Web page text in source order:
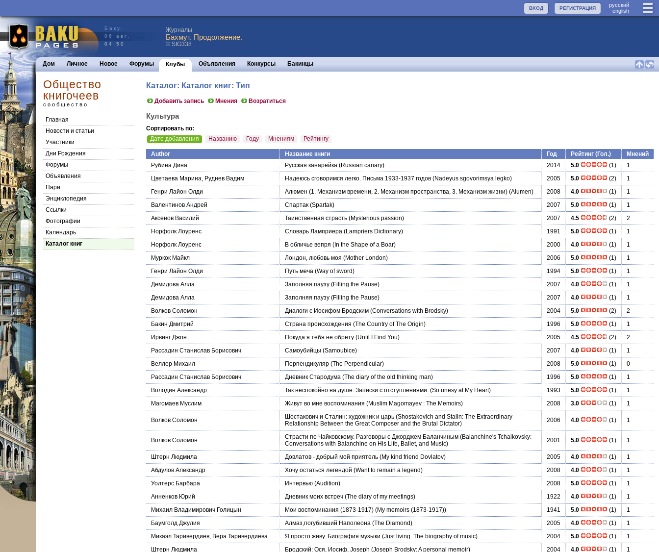
руccкий
english
РЕГИСТРАЦИЯ
ВХОД
Баку:
06 авг.
04:50
Журналы
Бахмут. Продолжение.
© SIG338
Дом Личное Новое Форумы Клубы Объявления Конкурсы Бакинцы
Общество
книгочеев
сообщество
Главная
Новости и статьи
Участники
Дни Рождения
Форумы
Объявления
Пари
Энциклопедия
Cсылки
Фотографии
Календарь
Каталог книг
Каталог: Каталог книг: Тип
Добавить запись Мнения Возратиться
Культура
Сортировать по:
Дате добавления
Названию Году Мнениям Рейтингу
Author Название книги Год Рейтинг (Гол.)
Мнений
Рубина Дина
Русская канарейка (Russian canary) 2014 5.0 (1)
1
Цветаева Марина, Руднев Вадим
Надеюсь сговоримся легко. Письма 1933-1937 годов (Nadeyus sgovorimsya legko) 2005 5.0 (2)
1
Генри Лайон Олди
Алюмен (1. Механизм времени, 2. Механизм пространства, 3. Механизм жизни) (Alumen) 2008 4.0 (1)
1
Валентинов Андрей
Спартак (Spartak) 2007 5.0 (1)
1
Аксенов Василий
Таинственная страсть (Mysterious passion) 2007 4.5 (2)
2
Норфолк Лоуренс
Словарь Ламприера (Lampriers Dictionary) 1991 5.0 (1)
1
Норфолк Лоуренс
В обличье вепря (In the Shape of a Boar) 2000 4.0 (1)
1
Муркок Майкл
Лондон, любовь моя (Mother London) 2006 5.0 (1)
1
Генри Лайон Олди
Путь меча (Way of sword) 1994 5.0 (1)
1
Демидова Алла
Заполняя паузу (Filling the Pause) 2007 4.0 (1)
1
Демидова Алла
Заполняя паузу (Filling the Pause) 2007 4.0 (1)
1
Волков Соломон
Диалоги с Иосифом Бродским (Conversations with Brodsky) 2004 5.0 (2)
2
Бакин Дмитрий
Страна происхождения (The Country of The Origin) 1996 5.0 (1)
1
Ирвинг Джон
Покуда я тебя не обрету (Until I Find You) 2005 4.5 (2)
2
Рассадин Станислав Борисович
Самоубийцы (Samoubice) 2007 4.0 (1)
1
Веллер Михаил
Перпендикуляр (The Perpendicular) 2008 5.0 (1)
0
Рассадин Станислав Борисович
Дневник Стародума (The diary of the old thinking man) 1996 5.0 (1)
1
Володин Александр
Так неспокойно на душе. Записки с отступлениями. (So unesy at My Heart) 1993 5.0 (1)
1
Магомаев Муслим
Живут во мне воспоминания (Muslim Magomayev : The Memoirs) 2008 3.0 (1) 1
Волков Соломон Шостакович и Сталин: художник и царь (Shostakovich and Stalin: The Extraordinary
Relationship Between the Great Composer and the Brutal Dictator)
2006 4.0 (1) 1
Волков Соломон Страсти по Чайковскому. Разговоры с Джорджем Баланчиным (Balanchine's Tchaikovsky:
Conversations with Balanchine on His Life, Ballet, and Music)
2001 5.0 (1) 1
Штерн Людмила Довлатов - добрый мой приятель (My kind friend Dovlatov) 2005 4.0 (1)
1
Абдулов Александр
Хочу остаться легендой (Want to remain a legend) 2008 4.0 (1)
1
Уолтерс Барбара
Интервью (Audition) 2008 5.0 (1)
1
Анненков Юрий
Дневник моих встреч (The diary of my meetings) 1922 4.0 (1)
1
Михаил Владимирович Голицын
Мои воспоминания (1873-1917) (My memoirs (1873-1917)) 1941 5.0 (1)
1
Баумголд Джулия
Алмаз,погубивший Наполеона (The Diamond) 2005 4.0 (1)
1
Микаэл Таривердиев, Вера Таривердиева
Я просто живу. Биография музыки (Just living. The biography of music) 2004 5.0 (1)
1
Штерн Людмила
Бродский: Ося, Иосиф, Joseph (Joseph Brodsky: A personal memoir) 2004 4.0 (1)
1